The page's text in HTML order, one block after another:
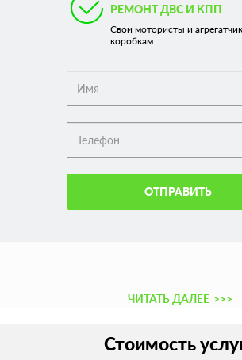
РЕМОНТ ДВС И КПП
Свои мотористы и
коробкам
ОТПРАВИТЬ
ЧИТАТЬ ДАЛЕЕ >>>
Стоимость